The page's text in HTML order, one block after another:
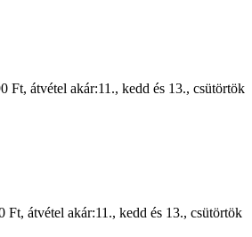
Ft, átvétel akár:11., kedd és 13., csütörtök
Ft, átvétel akár:11., kedd és 13., csütörtök